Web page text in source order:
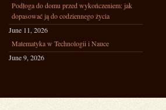
Podłoga do domu przed wykończeniem: jak
dopasować ją do codziennego życia
June 11, 2026
Matematyka w Technologii i Nauce
June 9, 2026